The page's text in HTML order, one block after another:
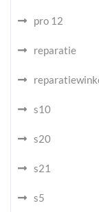
pro 12
reparatie
s10
s20
s21
s5